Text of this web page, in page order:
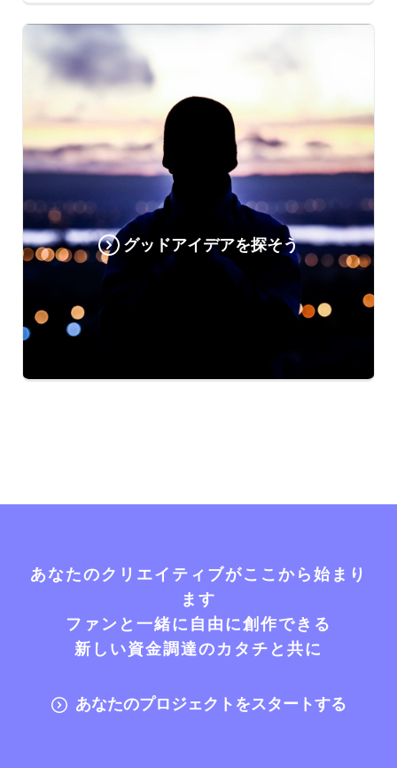
グッドアイデアを探そう
あなたのクリエイティブがここから始まり
ます
ファンと一緒に自由に創作できる
新しい資金調達のカタチと共に
あなたのプロジェクトをスタートする